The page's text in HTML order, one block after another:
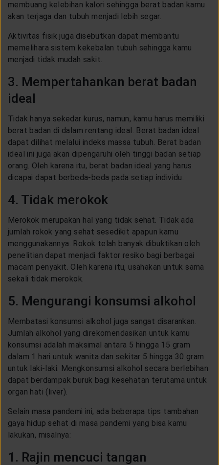
membuang kelebihan kalori sehingga berat badan kamu
akan terjaga dan tubuh menjadi lebih segar.
Aktivitas fisik juga disebutkan dapat membantu
memelihara sistem kekebalan tubuh sehingga kamu
menjadi tidak mudah sakit.
3. Mempertahankan berat badan
ideal
Tidak hanya sekedar kurus, namun, kamu harus memiliki
berat badan di dalam rentang ideal. Berat badan ideal
dapat dilihat melalui indeks massa tubuh. Berat badan
ideal ini juga akan dipengaruhi oleh tinggi badan setiap
orang. Oleh karena itu, berat badan ideal yang harus
dicapai dapat berbeda-beda pada setiap individu.
4. Tidak merokok
Merokok merupakan hal yang tidak sehat. Tidak ada
jumlah rokok yang sehat sesedikit apapun kamu
menggunakannya. Rokok telah banyak dibuktikan oleh
penelitian dapat menjadi faktor resiko bagi berbagai
macam penyakit. Oleh karena itu, usahakan untuk sama
sekali tidak merokok.
5. Mengurangi konsumsi alkohol
Membatasi konsumsi alkohol juga sangat disarankan.
Jumlah alkohol yang direkomendasikan untuk kamu
konsumsi adalah maksimal antara 5 hingga 15 gram
dalam 1 hari untuk wanita dan sekitar 5 hingga 30 gram
untuk laki-laki. Mengkonsumsi alkohol secara berlebihan
dapat berdampak buruk bagi kesehatan terutama untuk
organ hati (liver).
Selain masa pandemi ini, ada beberapa tips tambahan
gaya hidup sehat di masa pandemi yang bisa kamu
lakukan, misalnya:
1. Rajin mencuci tangan